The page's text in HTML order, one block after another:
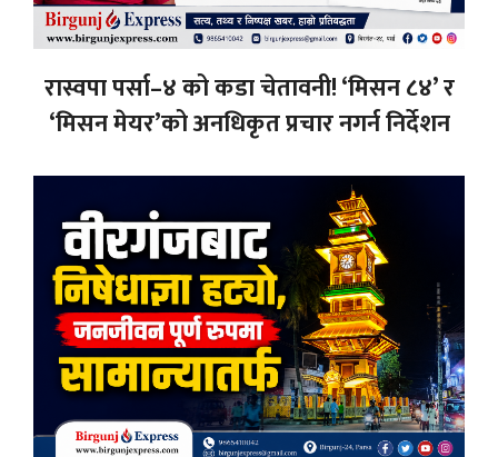
रास्वपा पर्सा–४ को कडा चेतावनी! ‘मिसन ८४’ र
‘मिसन मेयर’को अनधिकृत प्रचार नगर्न निर्देशन